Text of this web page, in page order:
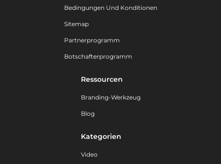
Bedingungen Und Konditionen
Sitemap
Partnerprogramm
Botschafterprogramm
Ressourcen
Branding-Werkzeug
Blog
Kategorien
Video